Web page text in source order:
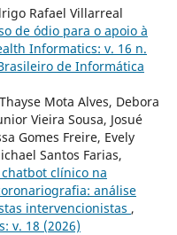
Rafael Villarreal
de ódio para o apoio à
Informatics: v. 16 n.
de Informática
Mota Alves, Debora
Vieira Sousa, Josué
Gomes Freire, Evely
Santos Farias,
clínico na
análise
intervencionistas ,
v. 18 (2026)